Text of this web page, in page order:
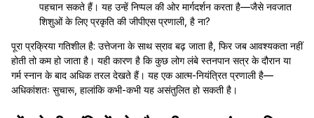
पहचान सकते हैं। यह उन्हें निप्पल की ओर मार्गदर्शन करता है—जैसे नवजात
शिशुओं के लिए प्रकृति की जीपीएस प्रणाली, है ना?
पूरा प्रक्रिया गतिशील है: उत्तेजना के साथ स्राव बढ़ जाता है, फिर जब आवश्यकता नहीं
होती तो कम हो जाता है। यही कारण है कि कुछ लोग लंबे स्तनपान सत्र के दौरान या
गर्म स्नान के बाद अधिक तरल देखते हैं। यह एक आत्म-नियंत्रित प्रणाली है—
अधिकांशतः सुचारू, हालांकि कभी-कभी यह असंतुलित हो सकती है।